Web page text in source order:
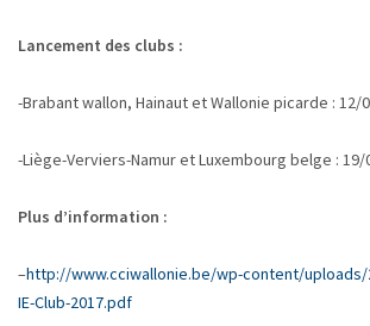
Lancement des clubs :
-Brabant wallon, Hainaut et Wallonie picarde : 12/
-Liège-Verviers-Namur et Luxembourg belge : 19/
Plus d’information :
–http://www.cciwallonie.be/wp-content/
IE-Club-2017.pdf